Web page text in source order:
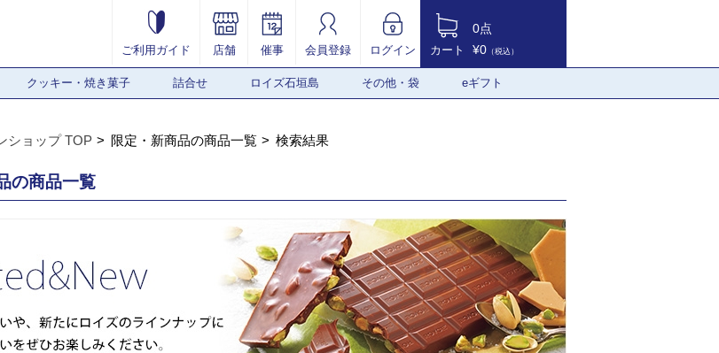
ご利用ガイド 店舗 催事 会員登録 ログイン カート
0点
¥0 （税込）
クッキー・焼き菓子 詰合せ ロイズ石垣島 その他・袋 eギフト
ショップ TOP 限定・新商品の商品一覧 検索結果
の商品一覧